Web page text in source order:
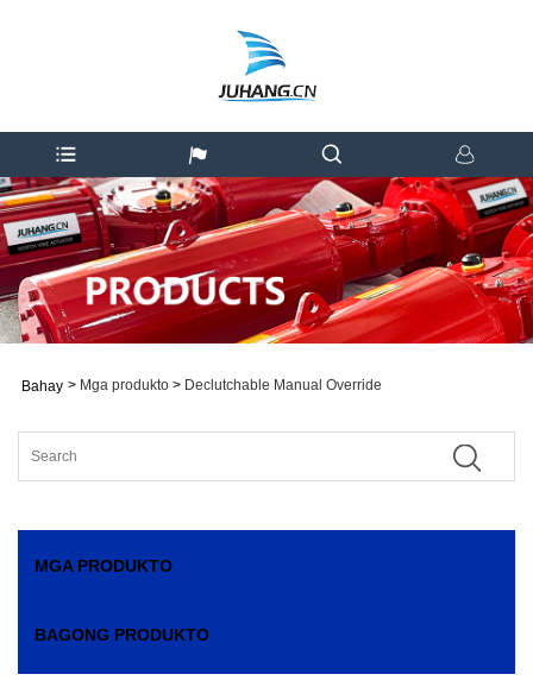
Bahay > Mga produkto > Declutchable Manual Override
MGA PRODUKTO
BAGONG PRODUKTO